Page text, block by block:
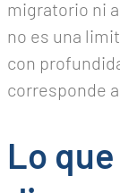
migratorio ni
no es una
con
corresponde
Lo